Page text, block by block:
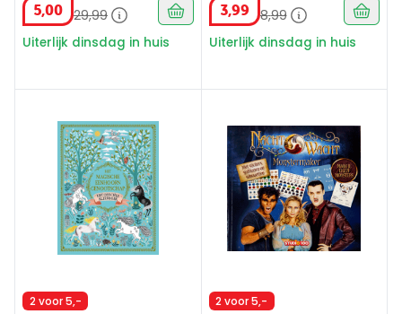
5,00 29,99
Uiterlijk dinsdag in huis
3,99 8,99
Uiterlijk dinsdag in huis
2 voor 5,- 2 voor 5,-